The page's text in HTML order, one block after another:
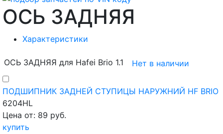
ОСЬ ЗАДНЯЯ
Характеристики
ОСЬ ЗАДНЯЯ для Hafei Brio 1.1 Нет в наличии
ПОДШИПНИК ЗАДНЕЙ СТУПИЦЫ НАРУЖНИЙ HF BRIO
6204HL
Цена от: 89 руб.
купить